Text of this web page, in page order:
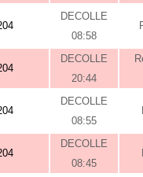
DECOLLE
08:58
DECOLLE
20:44
DECOLLE
08:55
DECOLLE
08:45